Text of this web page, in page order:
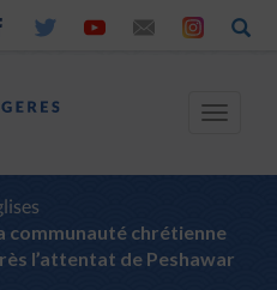
Toggle
communauté chrétienne
l’attentat de Peshawar